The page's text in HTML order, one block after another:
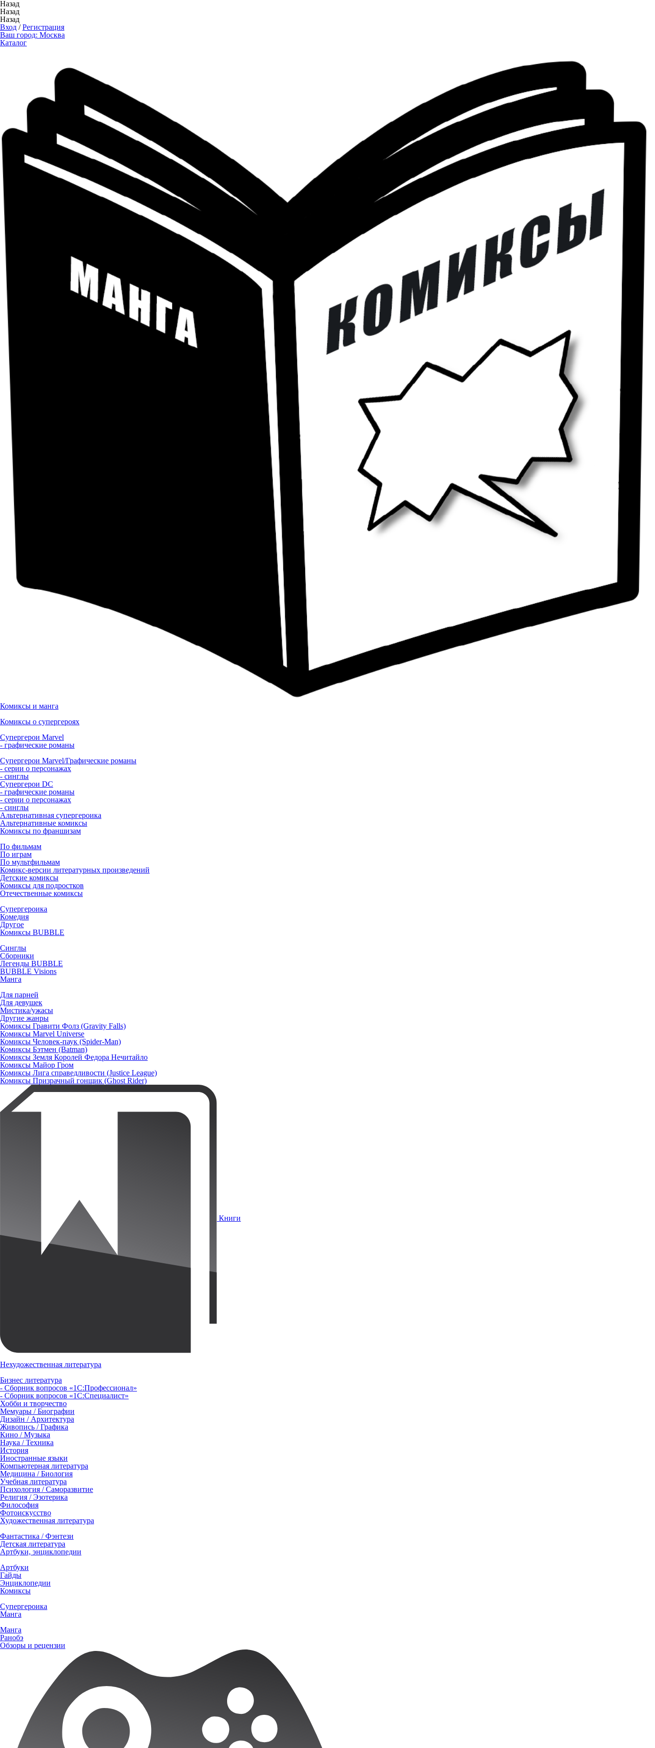
Назад
Назад
Назад
Вход /Регистрация
Ваш город: Москва
Каталог
Комиксы и манга
Комиксы о супергероях
Супергерои Marvel
- графические романы
Супергерои Marvel/Графические романы
- серии о персонажах
- синглы
Супергерои DC
- графические романы
- серии о персонажах
- синглы
Альтернативная супергероика
Альтернативные комиксы
Комиксы по франшизам
По фильмам
По играм
По мультфильмам
Комикс-версии литературных произведений
Детские комиксы
Комиксы для подростков
Отечественные комиксы
Супергероика
Комедия
Другое
Комиксы BUBBLE
Синглы
Сборники
Легенды BUBBLE
BUBBLE Visions
Манга
Для парней
Для девушек
Мистика/ужасы
Другие жанры
Комиксы Гравити Фолз (Gravity Falls)
Комиксы Marvel Universe
Комиксы Человек-паук (Spider-Man)
Комиксы Бэтмен (Batman)
Комиксы Земля Королей Федора Нечитайло
Комиксы Майор Гром
Комиксы Лига справедливости (Justice League)
Комиксы Призрачный гонщик (Ghost Rider)
Книги
Нехудожественная литература
Бизнес литература
- Сборник вопросов «1С:Профессионал»
- Сборник вопросов «1С:Специалист»
Хобби и творчество
Мемуары / Биографии
Дизайн / Архитектура
Живопись / Графика
Кино / Музыка
Наука / Техника
История
Иностранные языки
Компьютерная литература
Медицина / Биология
Учебная литература
Психология / Саморазвитие
Религия / Эзотерика
Философия
Фотоискусство
Художественная литература
Фантастика / Фэнтези
Детская литература
Артбуки, энциклопедии
Артбуки
Гайды
Энциклопедии
Комиксы
Супергероика
Манга
Манга
Ранобэ
Обзоры и рецензии